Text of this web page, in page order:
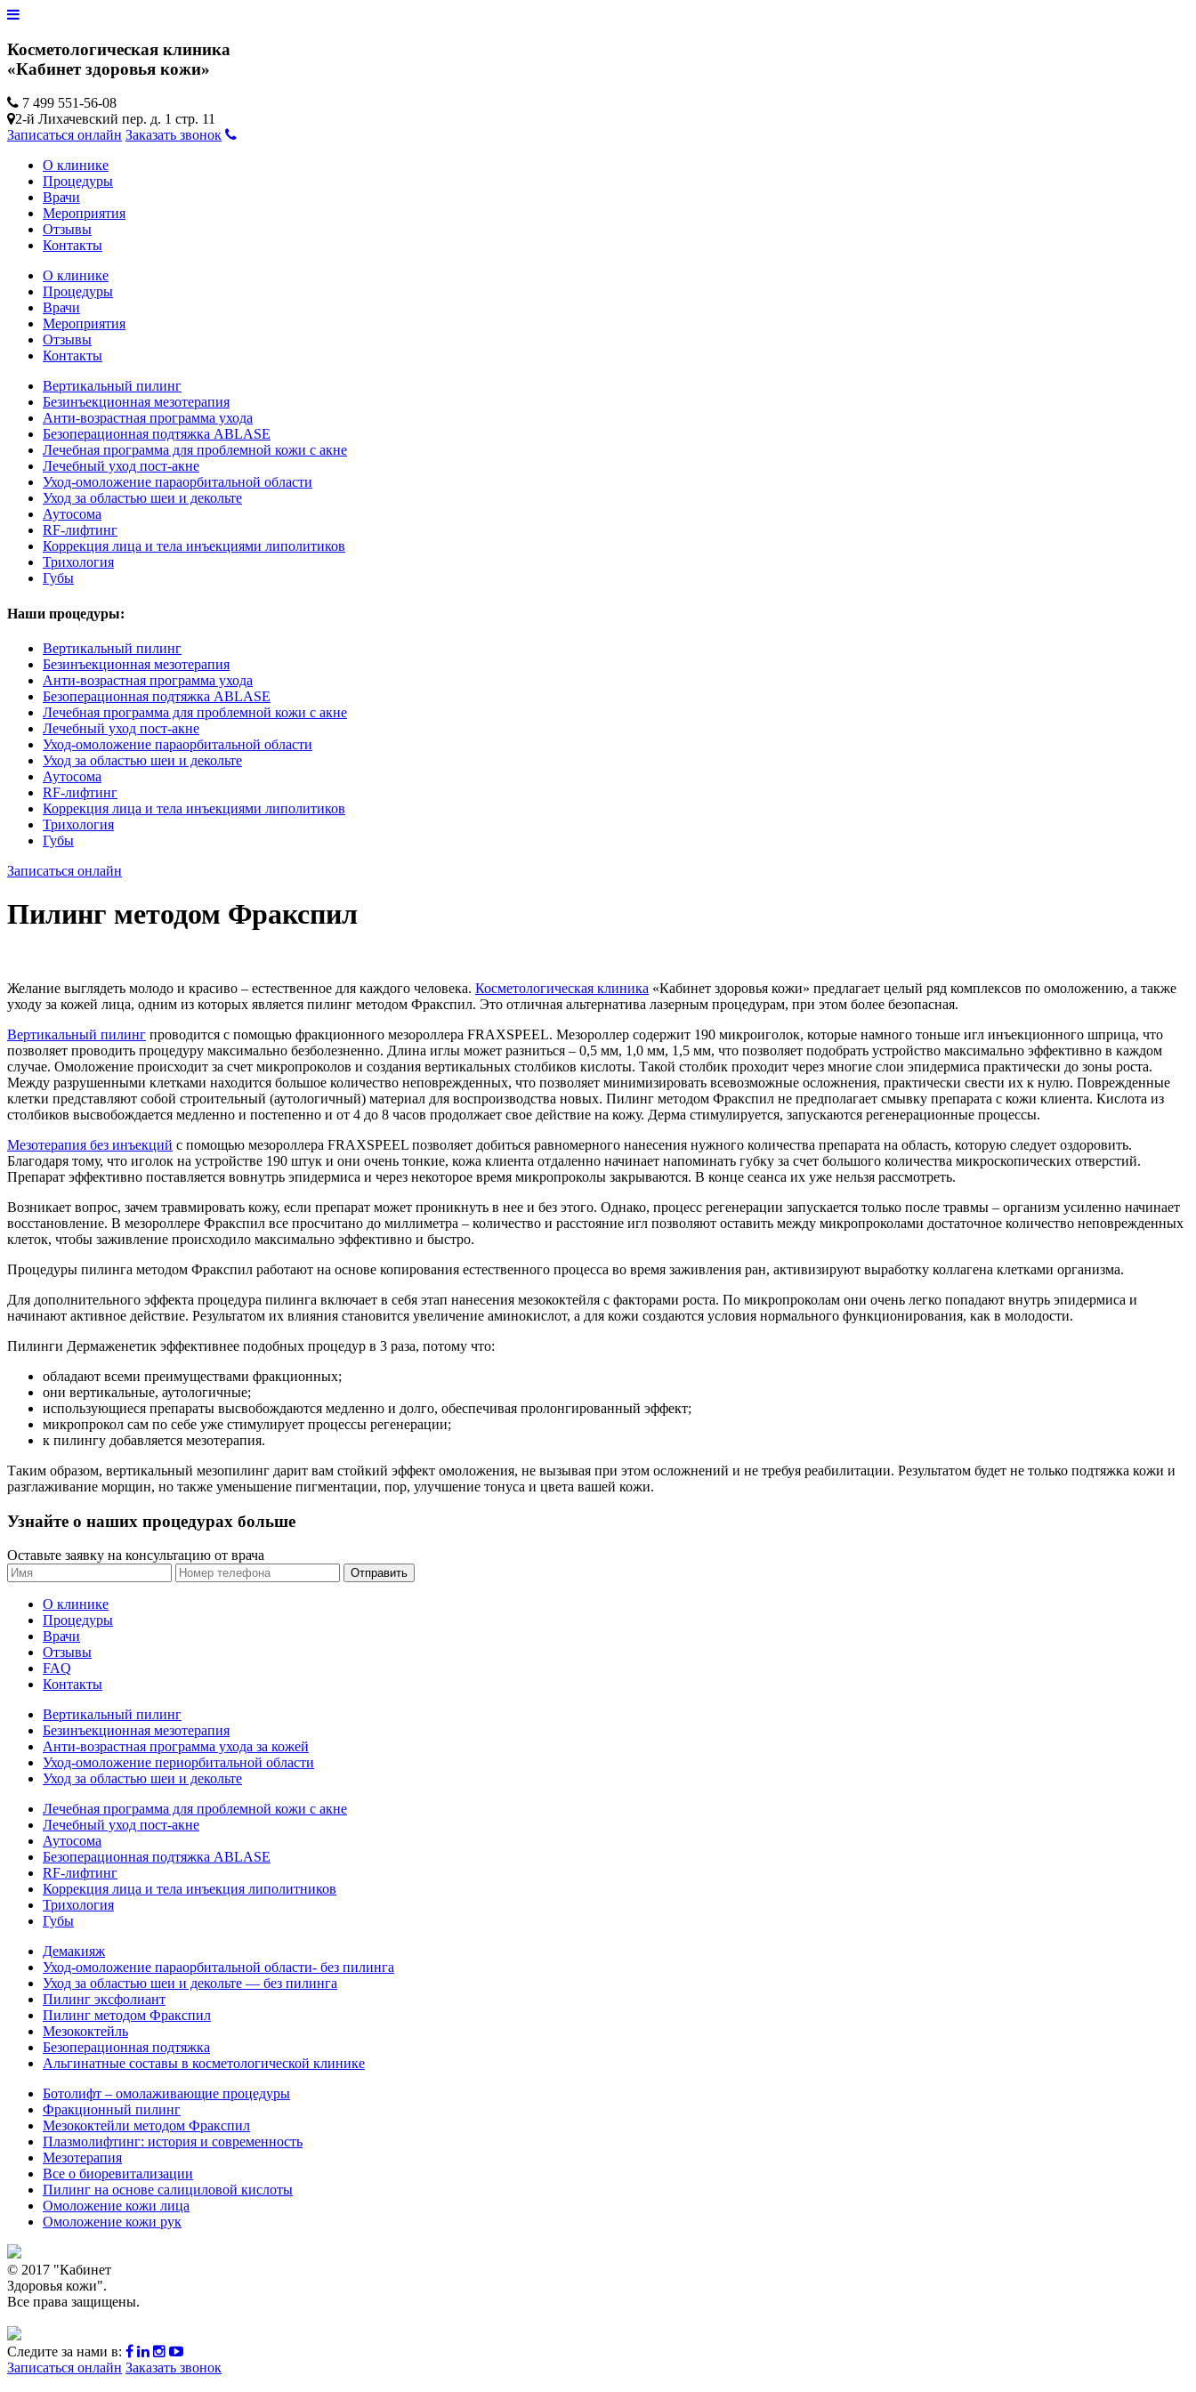
Косметологическая клиника
«Кабинет здоровья кожи»
7 499 551-56-08
2-й Лихачевский пер. д. 1 стр. 11
Записаться онлайн Заказать звонок
О клинике
Процедуры
Врачи
Мероприятия
Отзывы
Контакты
О клинике
Процедуры
Врачи
Мероприятия
Отзывы
Контакты
Вертикальный пилинг
Безинъекционная мезотерапия
Анти-возрастная программа ухода
Безоперационная подтяжка ABLASE
Лечебная программа для проблемной кожи с акне
Лечебный уход пост-акне
Уход-омоложение параорбитальной области
Уход за областью шеи и декольте
Аутосома
RF-лифтинг
Коррекция лица и тела инъекциями липолитиков
Трихология
Губы
Наши процедуры:
Вертикальный пилинг
Безинъекционная мезотерапия
Анти-возрастная программа ухода
Безоперационная подтяжка ABLASE
Лечебная программа для проблемной кожи с акне
Лечебный уход пост-акне
Уход-омоложение параорбитальной области
Уход за областью шеи и декольте
Аутосома
RF-лифтинг
Коррекция лица и тела инъекциями липолитиков
Трихология
Губы
Записаться онлайн
Пилинг методом Фракспил
Желание выглядеть молодо и красиво – естественное для каждого человека. Косметологическая клиника «Кабинет здоровья кожи» предлагает целый ряд комплексов по омоложению, а также
уходу за кожей лица, одним из которых является пилинг методом Фракспил. Это отличная альтернатива лазерным процедурам, при этом более безопасная.
Вертикальный пилинг проводится с помощью фракционного мезороллера FRAXSPEEL. Мезороллер содержит 190 микроиголок, которые намного тоньше игл инъекционного шприца, что
позволяет проводить процедуру максимально безболезненно. Длина иглы может разниться – 0,5 мм, 1,0 мм, 1,5 мм, что позволяет подобрать устройство максимально эффективно в каждом
случае. Омоложение происходит за счет микропроколов и создания вертикальных столбиков кислоты. Такой столбик проходит через многие слои эпидермиса практически до зоны роста.
Между разрушенными клетками находится большое количество неповрежденных, что позволяет минимизировать всевозможные осложнения, практически свести их к нулю. Поврежденные
клетки представляют собой строительный (аутологичный) материал для воспроизводства новых. Пилинг методом Фракспил не предполагает смывку препарата с кожи клиента. Кислота из
столбиков высвобождается медленно и постепенно и от 4 до 8 часов продолжает свое действие на кожу. Дерма стимулируется, запускаются регенерационные процессы.
Мезотерапия без инъекций с помощью мезороллера FRAXSPEEL позволяет добиться равномерного нанесения нужного количества препарата на область, которую следует оздоровить.
Благодаря тому, что иголок на устройстве 190 штук и они очень тонкие, кожа клиента отдаленно начинает напоминать губку за счет большого количества микроскопических отверстий.
Препарат эффективно поставляется вовнутрь эпидермиса и через некоторое время микропроколы закрываются. В конце сеанса их уже нельзя рассмотреть.
Возникает вопрос, зачем травмировать кожу, если препарат может проникнуть в нее и без этого. Однако, процесс регенерации запускается только после травмы – организм усиленно начинает
восстановление. В мезороллере Фракспил все просчитано до миллиметра – количество и расстояние игл позволяют оставить между микропроколами достаточное количество неповрежденных
клеток, чтобы заживление происходило максимально эффективно и быстро.
Процедуры пилинга методом Фракспил работают на основе копирования естественного процесса во время заживления ран, активизируют выработку коллагена клетками организма.
Для дополнительного эффекта процедура пилинга включает в себя этап нанесения мезококтейля с факторами роста. По микропроколам они очень легко попадают внутрь эпидермиса и
начинают активное действие. Результатом их влияния становится увеличение аминокислот, а для кожи создаются условия нормального функционирования, как в молодости.
Пилинги Дермаженетик эффективнее подобных процедур в 3 раза, потому что:
обладают всеми преимуществами фракционных;
они вертикальные, аутологичные;
использующиеся препараты высвобождаются медленно и долго, обеспечивая пролонгированный эффект;
микропрокол сам по себе уже стимулирует процессы регенерации;
к пилингу добавляется мезотерапия.
Таким образом, вертикальный мезопилинг дарит вам стойкий эффект омоложения, не вызывая при этом осложнений и не требуя реабилитации. Результатом будет не только подтяжка кожи и
разглаживание морщин, но также уменьшение пигментации, пор, улучшение тонуса и цвета вашей кожи.
Узнайте о наших процедурах больше
Оставьте заявку на консультацию от врача
Отправить
О клинике
Процедуры
Врачи
Отзывы
FAQ
Контакты
Вертикальный пилинг
Безинъекционная мезотерапия
Анти-возрастная программа ухода за кожей
Уход-омоложение периорбитальной области
Уход за областью шеи и декольте
Лечебная программа для проблемной кожи с акне
Лечебный уход пост-акне
Аутосома
Безоперационная подтяжка ABLASE
RF-лифтинг
Коррекция лица и тела инъекция липолитников
Трихология
Губы
Демакияж
Уход-омоложение параорбитальной области- без пилинга
Уход за областью шеи и декольте — без пилинга
Пилинг эксфолиант
Пилинг методом Фракспил
Мезококтейль
Безоперационная подтяжка
Альгинатные составы в косметологической клинике
Ботолифт – омолаживающие процедуры
Фракционный пилинг
Мезококтейли методом Фракспил
Плазмолифтинг: история и современность
Мезотерапия
Все о биоревитализации
Пилинг на основе салициловой кислоты
Омоложение кожи лица
Омоложение кожи рук
© 2017 "Кабинет
Здоровья кожи".
Все права защищены.
Следите за нами в:
Записаться онлайн Заказать звонок